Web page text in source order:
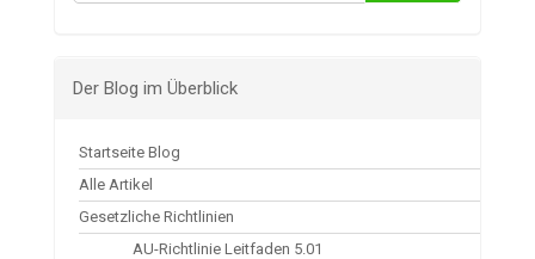
Der Blog im Überblick
Startseite Blog
Alle Artikel
Gesetzliche Richtlinien
AU-Richtlinie Leitfaden 5.01